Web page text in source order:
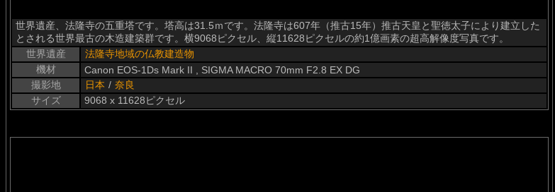
世界遺産、法隆寺の五重塔です。塔高は31.5ｍです。法隆寺は607年（推古15年）推古天皇と聖徳太子により建立した
とされる世界最古の木造建築群です。横9068ピクセル、縦11628ピクセルの約1億画素の超高解像度写真です。
世界遺産
法隆寺地域の仏教建造物
機材
Canon EOS-1Ds Mark II , SIGMA MACRO 70mm F2.8 EX DG
撮影地
日本 / 奈良
サイズ
9068 x 11628ピクセル